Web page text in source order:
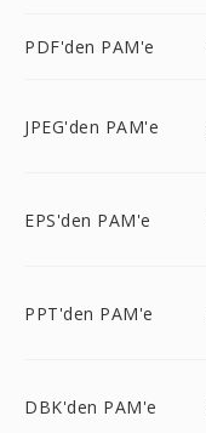
PDF'den PAM'e
JPEG'den PAM'e
EPS'den PAM'e
PPT'den PAM'e
DBK'den PAM'e